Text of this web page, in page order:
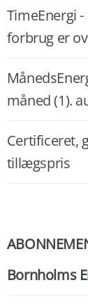
TimeEnergi
forbrug er
måned (1).
Certificeret,
tillægspris
Bornholms